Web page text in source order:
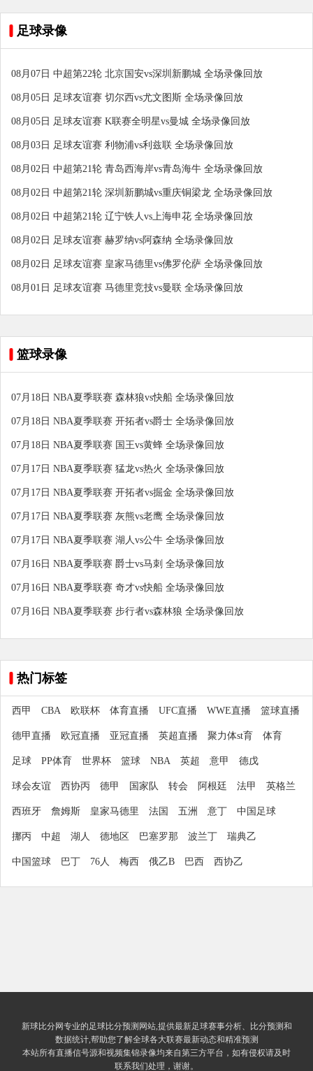
足球录像
08月07日 中超第22轮 北京国安vs深圳新鹏城 全场录像回放
08月05日 足球友谊赛 切尔西vs尤文图斯 全场录像回放
08月05日 足球友谊赛 K联赛全明星vs曼城 全场录像回放
08月03日 足球友谊赛 利物浦vs利兹联 全场录像回放
08月02日 中超第21轮 青岛西海岸vs青岛海牛 全场录像回放
08月02日 中超第21轮 深圳新鹏城vs重庆铜梁龙 全场录像回放
08月02日 中超第21轮 辽宁铁人vs上海申花 全场录像回放
08月02日 足球友谊赛 赫罗纳vs阿森纳 全场录像回放
08月02日 足球友谊赛 皇家马德里vs佛罗伦萨 全场录像回放
08月01日 足球友谊赛 马德里竞技vs曼联 全场录像回放
篮球录像
07月18日 NBA夏季联赛 森林狼vs快船 全场录像回放
07月18日 NBA夏季联赛 开拓者vs爵士 全场录像回放
07月18日 NBA夏季联赛 国王vs黄蜂 全场录像回放
07月17日 NBA夏季联赛 猛龙vs热火 全场录像回放
07月17日 NBA夏季联赛 开拓者vs掘金 全场录像回放
07月17日 NBA夏季联赛 灰熊vs老鹰 全场录像回放
07月17日 NBA夏季联赛 湖人vs公牛 全场录像回放
07月16日 NBA夏季联赛 爵士vs马刺 全场录像回放
07月16日 NBA夏季联赛 奇才vs快船 全场录像回放
07月16日 NBA夏季联赛 步行者vs森林狼 全场录像回放
热门标签
西甲 CBA 欧联杯 体育直播 UFC直播 WWE直播 篮球直播
德甲直播 欧冠直播 亚冠直播 英超直播 聚力体st育 体育
足球 PP体育 世界杯 篮球 NBA 英超 意甲 德戊
球会友谊 西协丙 德甲 国家队 转会 阿根廷 法甲 英格兰
西班牙 詹姆斯 皇家马德里 法国 五洲 意丁 中国足球
挪丙 中超 湖人 德地区 巴塞罗那 波兰丁 瑞典乙
中国篮球 巴丁 76人 梅西 俄乙B 巴西 西协乙
新球比分网专业的足球比分预测网站,提供最新足球赛事分析、比分预测和
数据统计,帮助您了解全球各大联赛最新动态和精准预测
本站所有直播信号源和视频集锦录像均来自第三方平台，如有侵权请及时
联系我们处理，谢谢。